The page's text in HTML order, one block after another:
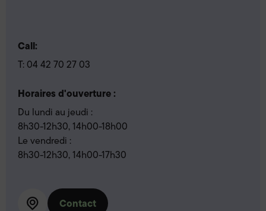
Call:
T: 04 42 70 27 03
Horaires d'ouverture :
Du lundi au jeudi :
8h30-12h30, 14h00-18h00
Le vendredi :
8h30-12h30, 14h00-17h30
Contact